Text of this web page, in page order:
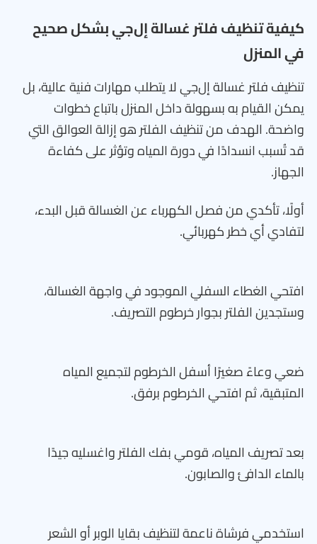
كيفية تنظيف فلتر غسالة إل‌جي بشكل صحيح
في المنزل
تنظيف فلتر غسالة إل‌جي لا يتطلب مهارات فنية عالية، بل
يمكن القيام به بسهولة داخل المنزل باتباع خطوات
واضحة. الهدف من تنظيف الفلتر هو إزالة العوالق التي
قد تُسبب انسدادًا في دورة المياه وتؤثر على كفاءة
الجهاز.
أولًا، تأكدي من فصل الكهرباء عن الغسالة قبل البدء،
لتفادي أي خطر كهربائي.
افتحي الغطاء السفلي الموجود في واجهة الغسالة،
وستجدين الفلتر بجوار خرطوم التصريف.
ضعي وعاءً صغيرًا أسفل الخرطوم لتجميع المياه
المتبقية، ثم افتحي الخرطوم برفق.
بعد تصريف المياه، قومي بفك الفلتر واغسليه جيدًا
بالماء الدافئ والصابون.
استخدمي فرشاة ناعمة لتنظيف بقايا الوبر أو الشعر